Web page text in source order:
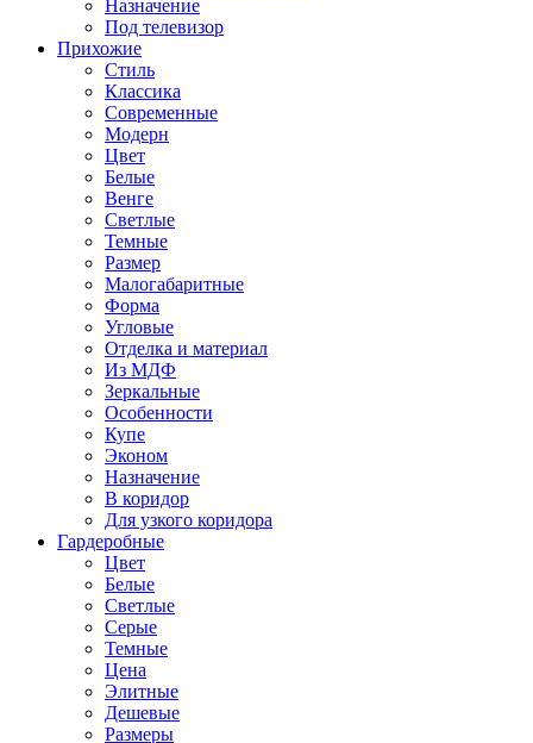
Назначение
Под телевизор
Прихожие
Стиль
Классика
Современные
Модерн
Цвет
Белые
Венге
Светлые
Темные
Размер
Малогабаритные
Форма
Угловые
Отделка и материал
Из МДФ
Зеркальные
Особенности
Купе
Эконом
Назначение
В коридор
Для узкого коридора
Гардеробные
Цвет
Белые
Светлые
Серые
Темные
Цена
Элитные
Дешевые
Размеры